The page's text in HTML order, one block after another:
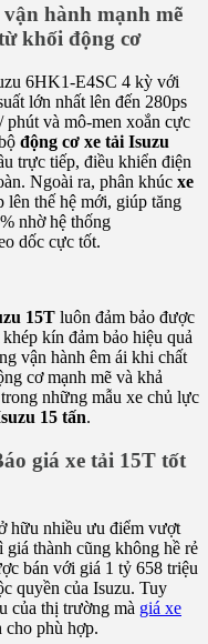
hành mạnh mẽ
khối động cơ
6HK1-E4SC 4 kỳ với
lớn nhất lên đến 280ps
phút và mô-men xoắn cực
động cơ xe tải Isuzu
trực tiếp, điều khiển điện
Ngoài ra, phân khúc xe
lên thế hệ mới, giúp tăng
nhờ hệ thống
dốc cực tốt.
15T luôn đảm bảo được
kín đảm bảo hiệu quả
vận hành êm ái khi chất
cơ mạnh mẽ và khả
những mẫu xe chủ lực
15 tấn.
giá xe tải 15T tốt
hữu nhiều ưu điểm vượt
thành cũng không hề rẻ
bán với giá 1 tỷ 658 triệu
quyền của Isuzu. Tuy
của thị trường mà giá xe
cho phù hợp.